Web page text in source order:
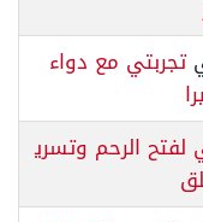
تجربتي مع دواء
لفتح الرحم وتسري